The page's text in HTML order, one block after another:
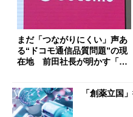
まだ「つながりにくい」声あ
る“ドコモ通信品質問題”の現
在地 前田社長が明かす「道
「創薬立国